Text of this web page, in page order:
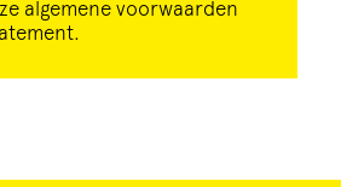
algemene voorwaarden